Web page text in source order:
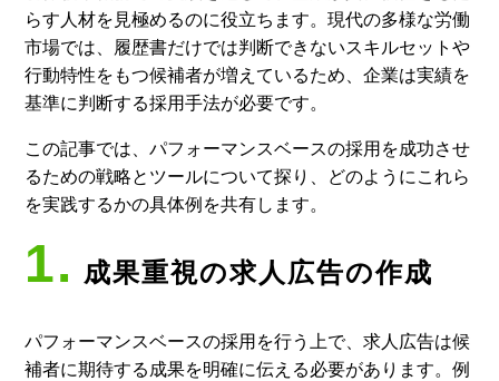
らす人材を見極めるのに役立ちます。現代の多様な労働
市場では、履歴書だけでは判断できないスキルセットや
行動特性をもつ候補者が増えているため、企業は実績を
基準に判断する採用手法が必要です。
この記事では、パフォーマンスベースの採用を成功させ
るための戦略とツールについて探り、どのようにこれら
を実践するかの具体例を共有します。
1. 成果重視の求人広告の作成
パフォーマンスベースの採用を行う上で、求人広告は候
補者に期待する成果を明確に伝える必要があります。例